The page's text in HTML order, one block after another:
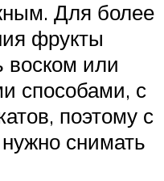
Для более
фрукты
воском или
способами, с
поэтому с
снимать